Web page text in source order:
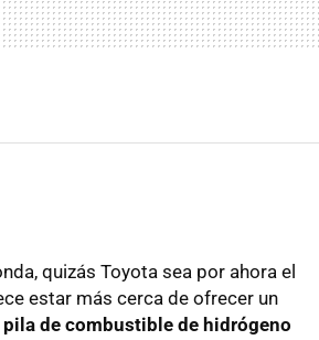
quizás Toyota sea por ahora el
estar más cerca de ofrecer un
de combustible de hidrógeno